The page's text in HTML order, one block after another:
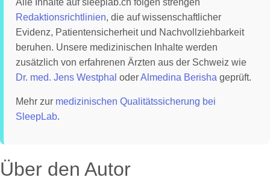
Alle Inhalte auf sleeplab.ch folgen strengen
Redaktionsrichtlinien, die auf wissenschaftlicher
Evidenz, Patientensicherheit und Nachvollziehbarkeit
beruhen. Unsere medizinischen Inhalte werden
zusätzlich von erfahrenen Ärzten aus der Schweiz wie
Dr. med. Jens Westphal oderAlmedina Berisha geprüft.
Mehr zur medizinischen Qualitätssicherung bei
SleepLab.
Über den Autor